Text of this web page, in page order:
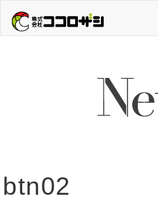
btn02